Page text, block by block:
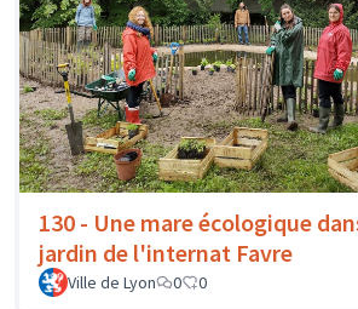
130 - Une mare écologique
jardin de l'internat Favre
Ville de Lyon 0 0